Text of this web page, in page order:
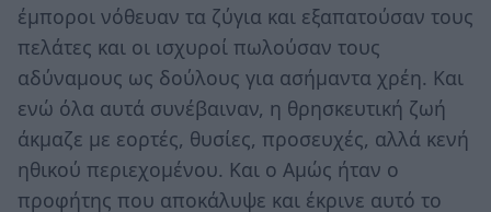
έμποροι νόθευαν τα ζύγια και εξαπατούσαν τους
πελάτες και οι ισχυροί πωλούσαν τους
αδύναμους ως δούλους για ασήμαντα χρέη. Και
ενώ όλα αυτά συνέβαιναν, η θρησκευτική ζωή
άκμαζε με εορτές, θυσίες, προσευχές, αλλά κενή
ηθικού περιεχομένου. Και ο Αμώς ήταν ο
προφήτης που αποκάλυψε και έκρινε αυτό το